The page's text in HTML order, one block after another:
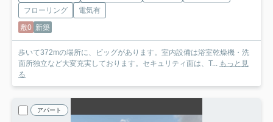
フローリング
電気有
敷0 新築
歩いて372mの場所に、ビッグがあります。室内設備は浴室乾燥機・洗
面所独立など大変充実しております。セキュリティ面は、T... もっと見
る
アパート